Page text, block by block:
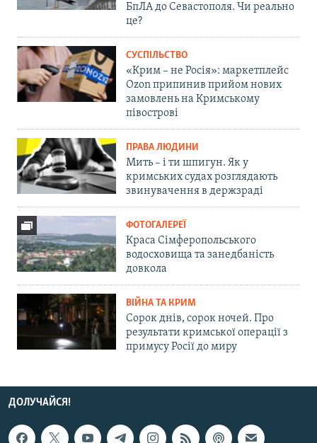
БпЛА до Севастополя. Чи реально
це?
СУСПІЛЬСТВО
«Крим – не Росія»: маркетплейс
Ozon припинив прийом нових
замовлень на Кримському
півострові
ПРАВА ЛЮДИНИ
Мить – і ти шпигун. Як у
кримських судах розглядають
звинувачення в держзраді
ФОТОГАЛЕРЕЇ
Краса Сімферопольського
водосховища та занедбаність
довкола
ВІЙНА ТА КРИМ
Сорок днів, сорок ночей. Про
результати кримської операції з
примусу Росії до миру
ДОЛУЧАЙСЯ!